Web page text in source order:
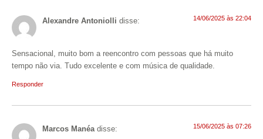
Alexandre Antoniolli disse: 14/06/2025 às 22:04
Sensacional, muito bom a reencontro com pessoas que há muito
tempo não via. Tudo excelente e com música de qualidade.
Responder
Marcos Manéa disse: 15/06/2025 às 07:26